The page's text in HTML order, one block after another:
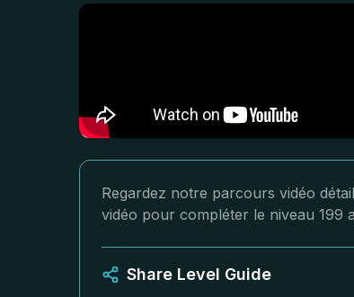
Regardez notre parcours vidéo
vidéo pour compléter le niveau 199
Share Level Guide